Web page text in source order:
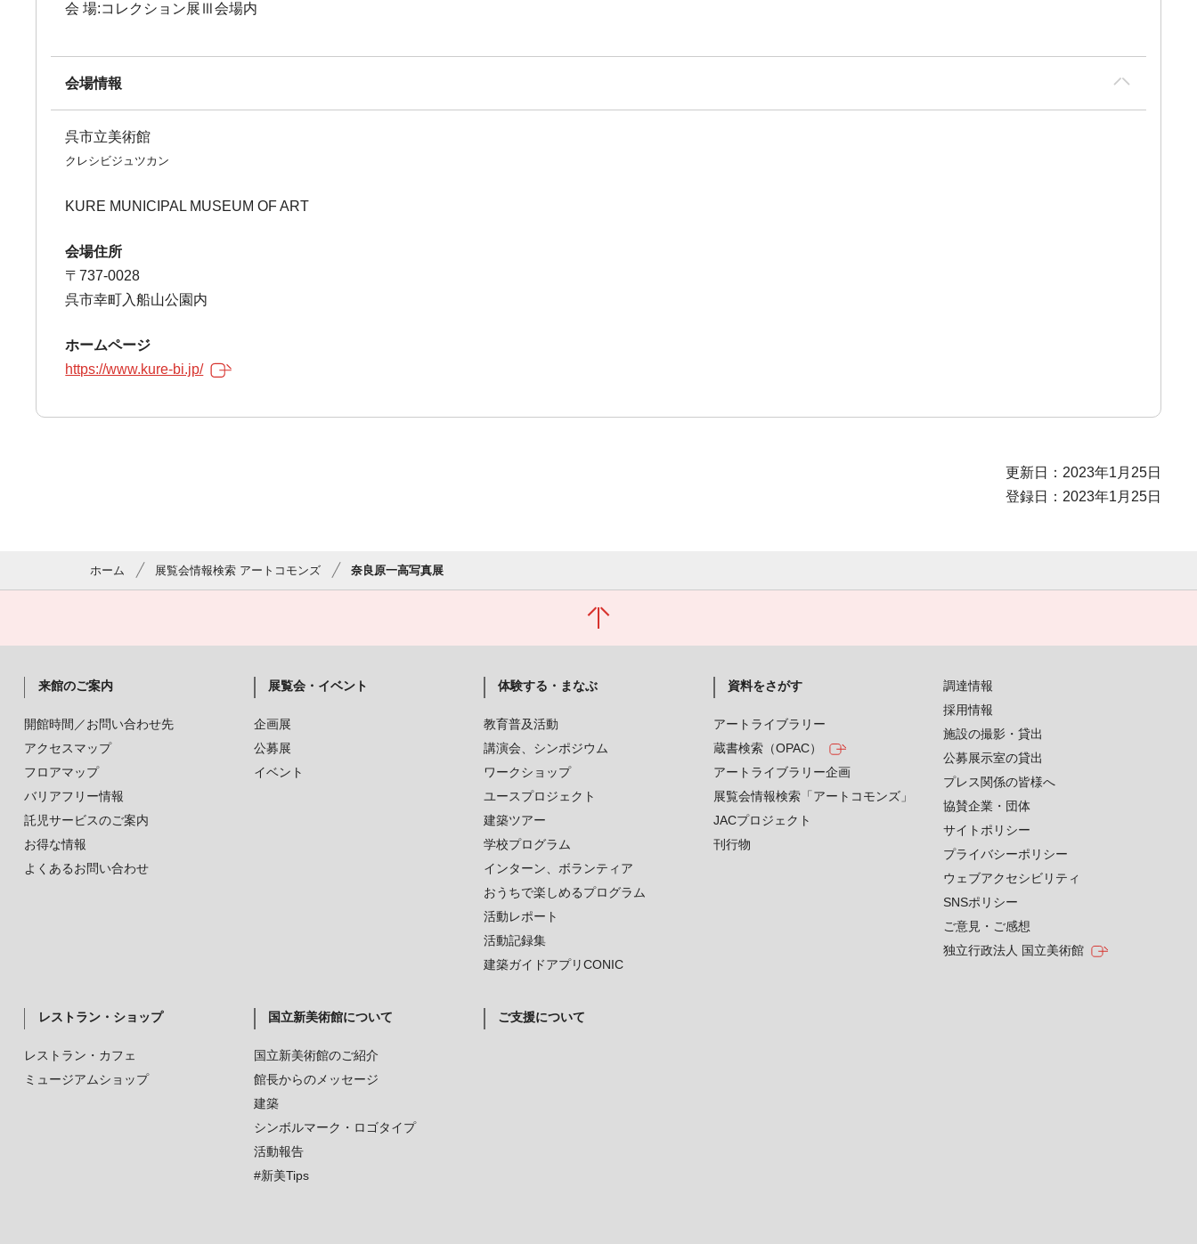
会 場:コレクション展Ⅲ会場内
会場情報
呉市立美術館
クレシビジュツカン
KURE MUNICIPAL MUSEUM OF ART
会場住所
〒737-0028
呉市幸町入船山公園内
ホームページ
https://www.kure-bi.jp/
更新日：2023年1月25日
登録日：2023年1月25日
ホーム 展覧会情報検索 アートコモンズ 奈良原一高写真展
来館のご案内
開館時間／お問い合わせ先
アクセスマップ
フロアマップ
バリアフリー情報
託児サービスのご案内
お得な情報
よくあるお問い合わせ
展覧会・イベント
企画展
公募展
イベント
体験する・まなぶ
教育普及活動
講演会、シンポジウム
ワークショップ
ユースプロジェクト
建築ツアー
学校プログラム
インターン、ボランティア
おうちで楽しめるプログラム
活動レポート
活動記録集
建築ガイドアプリCONIC
資料をさがす
アートライブラリー
蔵書検索（OPAC）
アートライブラリー企画
展覧会情報検索「アートコモンズ」
JACプロジェクト
刊行物
レストラン・ショップ
レストラン・カフェ
ミュージアムショップ
国立新美術館について
国立新美術館のご紹介
館長からのメッセージ
建築
シンボルマーク・ロゴタイプ
活動報告
#新美Tips
ご支援について
調達情報
採用情報
施設の撮影・貸出
公募展示室の貸出
プレス関係の皆様へ
協賛企業・団体
サイトポリシー
プライバシーポリシー
ウェブアクセシビリティ
SNSポリシー
ご意見・ご感想
独立行政法人 国立美術館